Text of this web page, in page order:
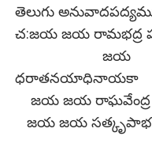
తెలుగు
చ:జయ జయ రామభద్ర
జయ జయ
ధరాతనయాధినాయకా
జయ జయ
జయ జయ